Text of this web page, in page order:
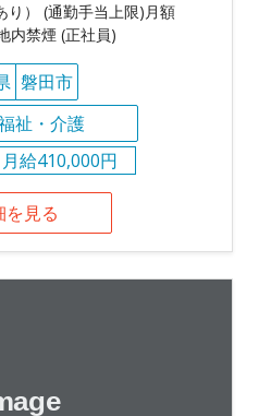
り） (通勤手当上限)月額
内禁煙 (正社員)
磐田市
祉・介護
月給410,000円
を見る